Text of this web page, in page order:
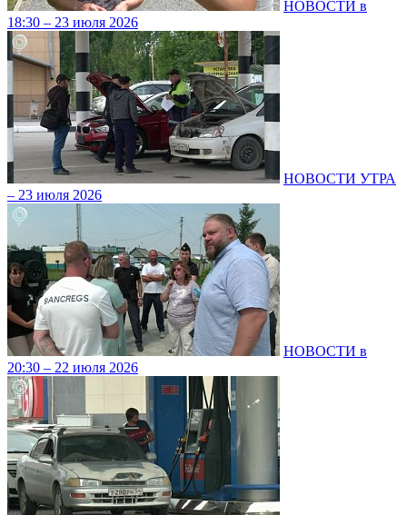
НОВОСТИ в
18:30 – 23 июля 2026
НОВОСТИ УТРА
– 23 июля 2026
НОВОСТИ в
20:30 – 22 июля 2026